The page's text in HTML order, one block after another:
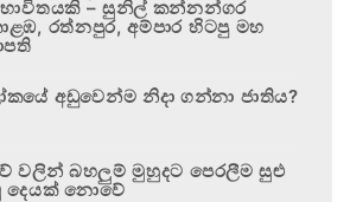
– සුනිල් කන්නන්ගර
රත්නපුර, අම්පාර හිටපු මහ
අඩුවෙන්ම නිදා ගන්නා ජාතිය?
වලින් බහලුම් මුහුදට පෙරලීම සුළු
දෙයක් නොවේ